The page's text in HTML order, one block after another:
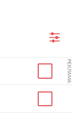
РЕКЛАМА